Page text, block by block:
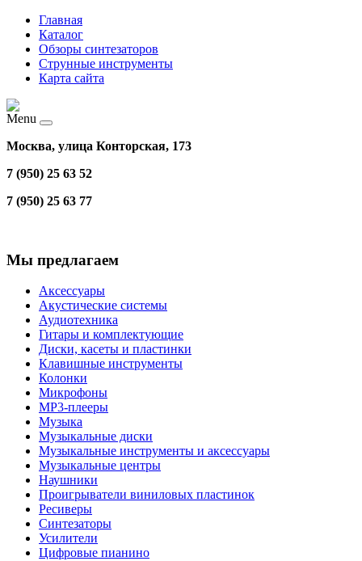
Главная
Каталог
Обзоры синтезаторов
Струнные инструменты
Карта сайта
Menu
Москва, улица Конторская, 173
7 (950) 25 63 52
7 (950) 25 63 77
Мы предлагаем
Аксессуары
Акустические системы
Аудиотехника
Гитары и комплектующие
Диски, касеты и пластинки
Клавишные инструменты
Колонки
Микрофоны
МР3-плееры
Музыка
Музыкальные диски
Музыкальные инструменты и аксессуары
Музыкальные центры
Наушники
Проигрыватели виниловых пластинок
Ресиверы
Синтезаторы
Усилители
Цифровые пианино